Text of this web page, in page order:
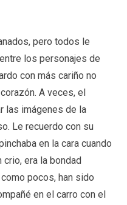
pero todos le
los personajes de
con más cariño no
A veces, el
las imágenes de la
Le recuerdo con su
en la cara cuando
era la bondad
pocos, han sido
en el carro con el